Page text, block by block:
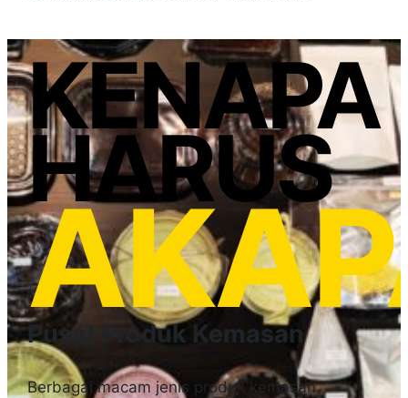
KENAPA
HARUS
Pusat Produk Kemasan
Berbagai macam jenis produk kemasan